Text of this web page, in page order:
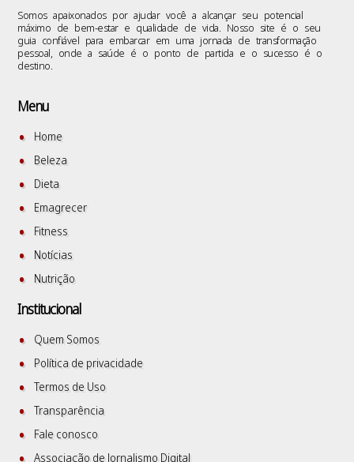
Somos apaixonados por ajudar você a alcançar seu potencial
máximo de bem-estar e qualidade de vida. Nosso site é o seu
guia confiável para embarcar em uma jornada de transformação
pessoal, onde a saúde é o ponto de partida e o sucesso é o
destino.
Menu
Home
Beleza
Dieta
Emagrecer
Fitness
Notícias
Nutrição
Institucional
Quem Somos
Política de privacidade
Termos de Uso
Transparência
Fale conosco
Associação de Jornalismo Digital